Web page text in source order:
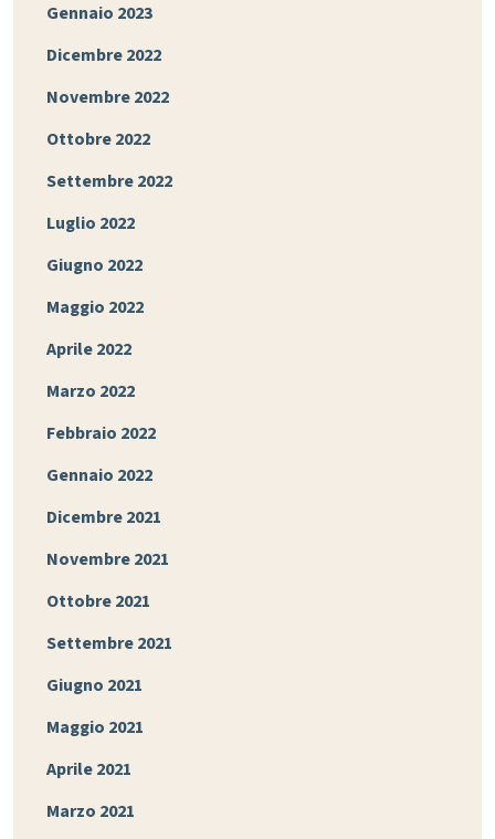
Gennaio 2023
Dicembre 2022
Novembre 2022
Ottobre 2022
Settembre 2022
Luglio 2022
Giugno 2022
Maggio 2022
Aprile 2022
Marzo 2022
Febbraio 2022
Gennaio 2022
Dicembre 2021
Novembre 2021
Ottobre 2021
Settembre 2021
Giugno 2021
Maggio 2021
Aprile 2021
Marzo 2021